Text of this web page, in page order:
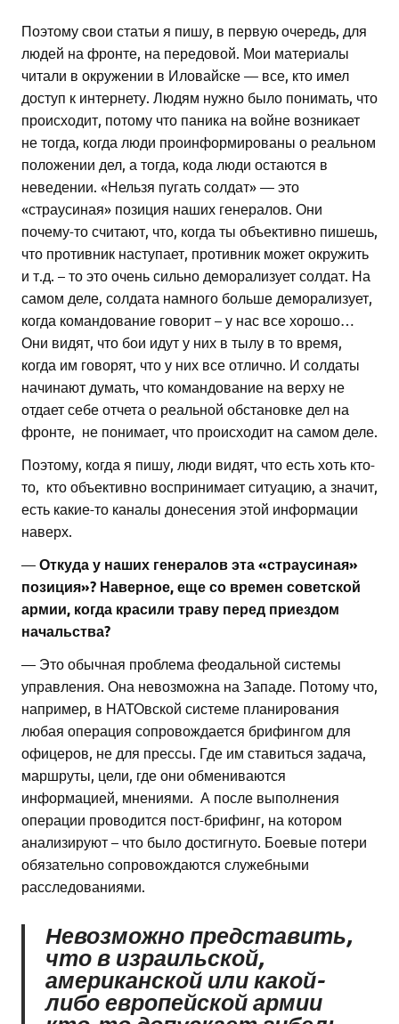
Поэтому свои статьи я пишу, в первую очередь, для
людей на фронте, на передовой. Мои материалы
читали в окружении в Иловайске — все, кто имел
доступ к интернету. Людям нужно было понимать, что
происходит, потому что паника на войне возникает
не тогда, когда люди проинформированы о реальном
положении дел, а тогда, кода люди остаются в
неведении. «Нельзя пугать солдат» — это
«страусиная» позиция наших генералов. Они
почему-то считают, что, когда ты объективно пишешь,
что противник наступает, противник может окружить
и т.д. – то это очень сильно деморализует солдат. На
самом деле, солдата намного больше деморализует,
когда командование говорит – у нас все хорошо…
Они видят, что бои идут у них в тылу в то время,
когда им говорят, что у них все отлично. И солдаты
начинают думать, что командование на верху не
отдает себе отчета о реальной обстановке дел на
фронте, не понимает, что происходит на самом деле.
Поэтому, когда я пишу, люди видят, что есть хоть кто-
то, кто объективно воспринимает ситуацию, а значит,
есть какие-то каналы донесения этой информации
наверх.
— Откуда у наших генералов эта «страусиная»
позиция»? Наверное, еще со времен советской
армии, когда красили траву перед приездом
начальства?
— Это обычная проблема феодальной системы
управления. Она невозможна на Западе. Потому что,
например, в НАТОвской системе планирования
любая операция сопровождается брифингом для
офицеров, не для прессы. Где им ставиться задача,
маршруты, цели, где они обмениваются
информацией, мнениями. А после выполнения
операции проводится пост-брифинг, на котором
анализируют – что было достигнуто. Боевые потери
обязательно сопровождаются служебными
расследованиями.
Невозможно представить,
что в израильской,
американской или какой-
либо европейской армии